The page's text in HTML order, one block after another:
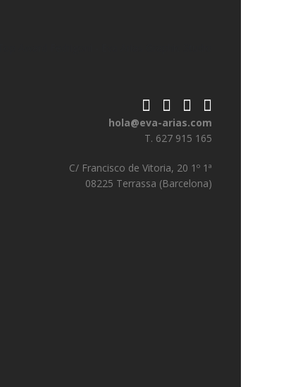
hola@eva-arias.com
T. 627 915 165
C/ Francisco de Vitoria, 20 1º 1ª
08225 Terrassa (Barcelona)